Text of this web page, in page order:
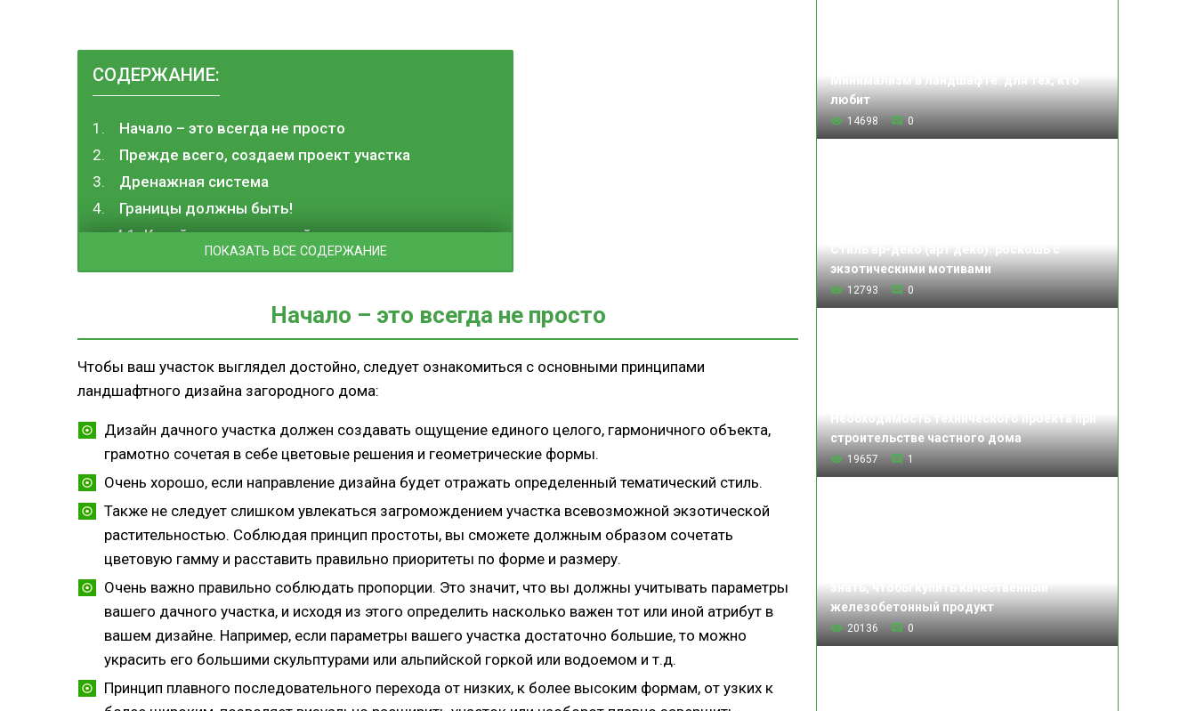
любит
14698 0
экзотическими мотивами
12793 0
строительстве частного дома
19657 1
железобетонный продукт
20136 0
СОДЕРЖАНИЕ:
Начало – это всегда не просто
Прежде всего, создаем проект участка
Дренажная система
Границы должны быть!
Какой материал подойдет
Деревянные ограждения
Ограждения из пластика
Ограждения из шифера
Идеи для забора (видео)
Дорожки – это ваши чистые ножки
Освещение
Освещение на садовом участке (видео)
Газон – обязательный элемент ландшафтного
Переходим к зеленым насаждениям
Следует знать
Изысканное оформление клумб и цветников
Рабатка
Миксбордер
Вертикальное озеленение
Вертикальные клумбы
ПОКАЗАТЬ ВСЕ СОДЕРЖАНИЕ
Начало – это всегда не просто
Чтобы ваш участок выглядел достойно, следует ознакомиться с основными принципами
ландшафтного дизайна загородного дома:
Дизайн дачного участка должен создавать ощущение единого целого, гармоничного объекта,
грамотно сочетая в себе цветовые решения и геометрические формы.
Очень хорошо, если направление дизайна будет отражать определенный тематический стиль.
Также не следует слишком увлекаться загромождением участка всевозможной экзотической
растительностью. Соблюдая принцип простоты, вы сможете должным образом сочетать
цветовую гамму и расставить правильно приоритеты по форме и размеру.
Очень важно правильно соблюдать пропорции. Это значит, что вы должны учитывать параметры
вашего дачного участка, и исходя из этого определить насколько важен тот или иной атрибут в
вашем дизайне. Например, если параметры вашего участка достаточно большие, то можно
украсить его большими скульптурами или альпийской горкой или водоемом и т.д.
Принцип плавного последовательного перехода от низких, к более высоким формам, от узких к